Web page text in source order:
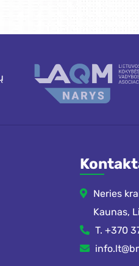
Neries
Kaunas,
T. +370